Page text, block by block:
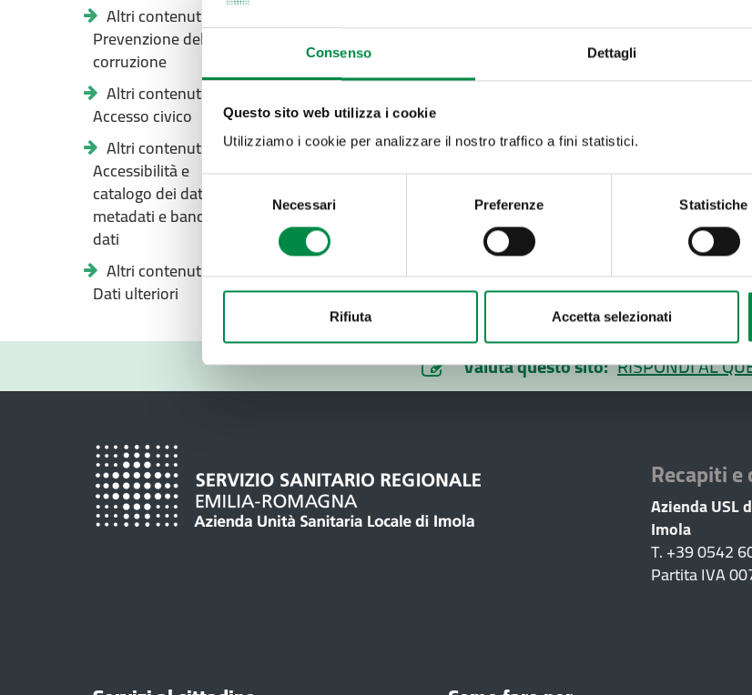
Consenso Dettagli
Questo sito web utilizza i cookie
Utilizziamo i cookie per analizzare il nostro traffico a fini statistici.
consenso
Necessari Preferenze Statistiche
Rifiuta Accetta selezionati
Altri contenuti -
Prevenzione della
corruzione
Altri contenuti -
Accesso civico
Altri contenuti -
Accessibilità e
catalogo dei dati,
metadati e banche
dati
Altri contenuti -
Dati ulteriori
Valuta questo sito: RISPONDI AL
Recapiti
Azienda USL
Imola
T. +39 0542
Partita IVA